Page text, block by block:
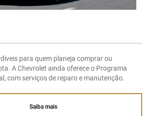
para quem planeja comprar ou
A Chevrolet ainda oferece o Programa
com serviços de reparo e manutenção.
Saiba mais